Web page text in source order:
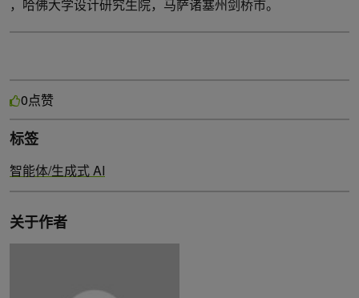
，哈佛大学设计研究生院，马萨诸塞州剑桥市。
0点赞
标签
智能体/生成式 AI
关于作者